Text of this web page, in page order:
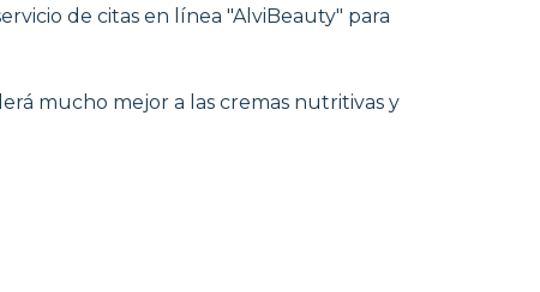
de citas en línea "AlviBeauty" para
mucho mejor a las cremas nutritivas y